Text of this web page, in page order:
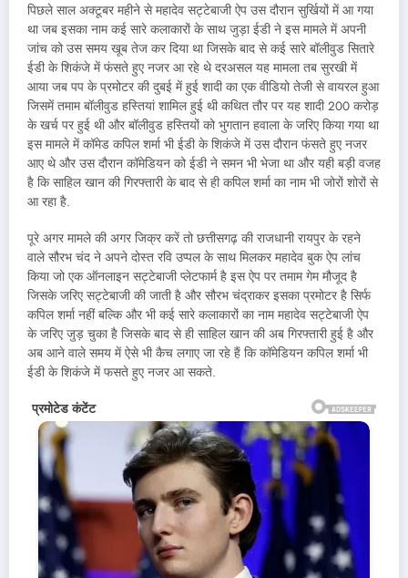
पिछले साल अक्टूबर महीने से महादेव सट्टेबाजी ऐप उस दौरान सुर्खियों में आ गया
था जब इसका नाम कई सारे कलाकारों के साथ जुड़ा ईडी ने इस मामले में अपनी
जांच को उस समय खूब तेज कर दिया था जिसके बाद से कई सारे बॉलीवुड सितारे
ईडी के शिकंजे में फंसते हुए नजर आ रहे थे दरअसल यह मामला तब सुरखी में
आया जब पप के प्रमोटर की दुबई में हुई शादी का एक वीडियो तेजी से वायरल हुआ
जिसमें तमाम बॉलीवुड हस्तियां शामिल हुई थी कथित तौर पर यह शादी 200 करोड़
के खर्च पर हुई थी और बॉलीवुड हस्तियों को भुगतान हवाला के जरिए किया गया था
इस मामले में कॉमेड कपिल शर्मा भी ईडी के शिकंजे में उस दौरान फंसते हुए नजर
आए थे और उस दौरान कॉमेडियन को ईडी ने समन भी भेजा था और यही बड़ी वजह
है कि साहिल खान की गिरफ्तारी के बाद से ही कपिल शर्मा का नाम भी जोरों शोरों से
आ रहा है.
पूरे अगर मामले की अगर जिक्र करें तो छत्तीसगढ़ की राजधानी रायपुर के रहने
वाले सौरभ चंद ने अपने दोस्त रवि उप्पल के साथ मिलकर महादेव बुक ऐप लांच
किया जो एक ऑनलाइन सट्टेबाजी प्लेटफार्म है इस ऐप पर तमाम गेम मौजूद है
जिसके जरिए सट्टेबाजी की जाती है और सौरभ चंद्राकर इसका प्रमोटर है सिर्फ
कपिल शर्मा नहीं बल्कि और भी कई सारे कलाकारों का नाम महादेव सट्टेबाजी ऐप
के जरिए जुड़ चुका है जिसके बाद से ही साहिल खान की अब गिरफ्तारी हुई है और
अब आने वाले समय में ऐसे भी कैच लगाए जा रहे हैं कि कॉमेडियन कपिल शर्मा भी
ईडी के शिकंजे में फसते हुए नजर आ सकते.